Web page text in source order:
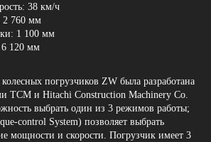
38 км/ч
2 760 мм
1 100 мм
6 120 мм
погрузчиков ZW была разработана
TCM и Hitachi Construction Machinery Co.
выбрать один из 3 режимов работы;
control System) позволяет выбрать
мощности и скорости. Погрузчик имеет 3